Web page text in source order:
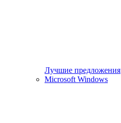
Лучшие предложения
Microsoft Windows